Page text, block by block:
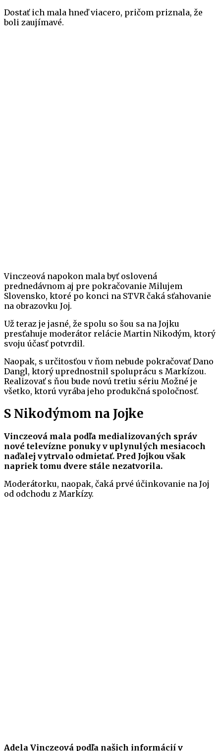
Dostať ich mala hneď viacero, pričom priznala, že
boli zaujímavé.
Vinczeová napokon mala byť oslovená
prednedávnom aj pre pokračovanie Milujem
Slovensko, ktoré po konci na STVR čaká sťahovanie
na obrazovku Joj.
Už teraz je jasné, že spolu so šou sa na Jojku
presťahuje moderátor relácie Martin Nikodým, ktorý
svoju účasť potvrdil.
Naopak, s určitosťou v ňom nebude pokračovať Dano
Dangl, ktorý uprednostnil spoluprácu s Markízou.
Realizovať s ňou bude novú tretiu sériu Možné je
všetko, ktorú vyrába jeho produkčná spoločnosť.
S Nikodýmom na Jojke
Vinczeová mala podľa medializovaných správ
nové televízne ponuky v uplynulých mesiacoch
naďalej vytrvalo odmietať. Pred Jojkou však
napriek tomu dvere stále nezatvorila.
Moderátorku, naopak, čaká prvé účinkovanie na Joj
od odchodu z Markízy.
Adela Vinczeová podľa našich informácií v